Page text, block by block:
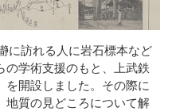
に訪れる人に岩石標本など
の学術支援のもと、上武鉄
を開設しました。その際に
地質の見どころについて解